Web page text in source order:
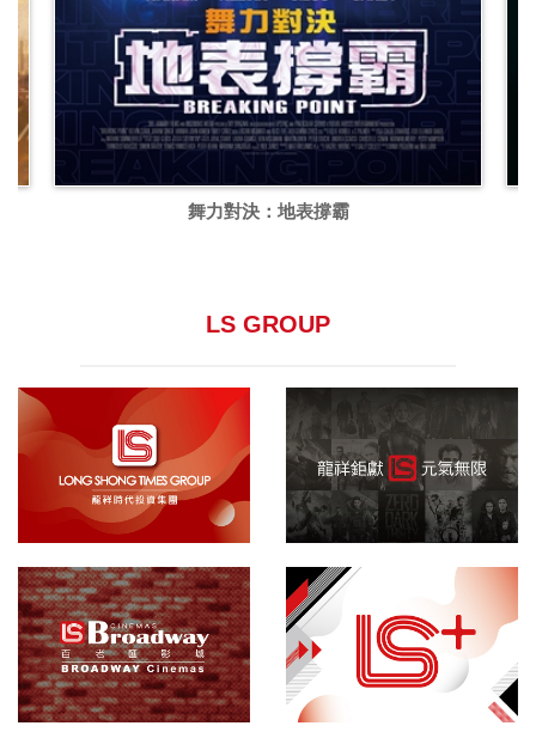
舞力對決：地表撐霸
LS GROUP
龍祥集團 院線發行
百老匯影城 敬請期待